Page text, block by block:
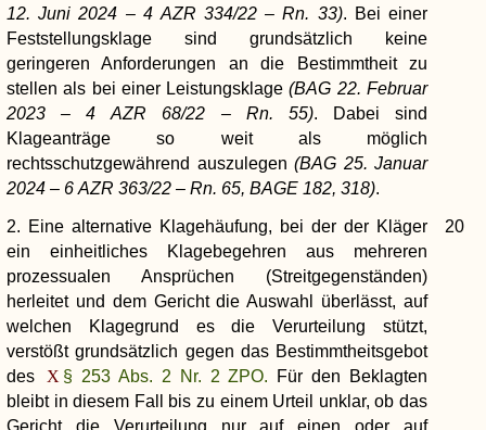
12. Juni 2024 – 4 AZR 334/22 – Rn. 33). Bei einer
Feststellungsklage sind grundsätzlich keine
geringeren Anforderungen an die Bestimmtheit zu
stellen als bei einer Leistungsklage (BAG 22. Februar
2023 – 4 AZR 68/22 – Rn. 55). Dabei sind
Klageanträge so weit als möglich
rechtsschutzgewährend auszulegen (BAG 25. Januar
2024 – 6 AZR 363/22 – Rn. 65, BAGE 182, 318).
20
2. Eine alternative Klagehäufung, bei der der Kläger
ein einheitliches Klagebegehren aus mehreren
prozessualen Ansprüchen (Streitgegenständen)
herleitet und dem Gericht die Auswahl überlässt, auf
welchen Klagegrund es die Verurteilung stützt,
verstößt grundsätzlich gegen das Bestimmtheitsgebot
des
§ 253 Abs. 2 Nr. 2 ZPO. Für den Beklagten
bleibt in diesem Fall bis zu einem Urteil unklar, ob das
Gericht die Verurteilung nur auf einen oder auf